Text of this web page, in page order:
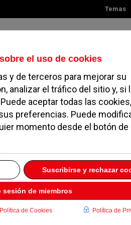
Temas
09 de agosto de 2026
SOCIEDAD MAGAZINE SERVICIOS
los
decía: te
de
y ya